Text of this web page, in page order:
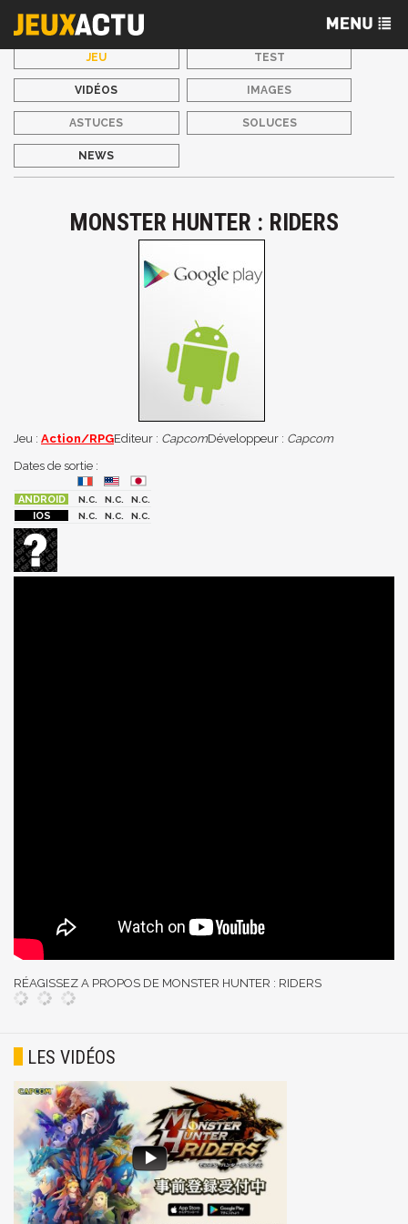
JEU TEST
VIDÉOS IMAGES
ASTUCES SOLUCES
NEWS
MONSTER HUNTER : RIDERS
Jeu : Action/RPGEditeur : CapcomDéveloppeur : Capcom
Dates de sortie :
N.C. N.C.
N.C.
N.C.
N.C. N.C.
RÉAGISSEZ A PROPOS DE MONSTER HUNTER : RIDERS
LES VIDÉOS